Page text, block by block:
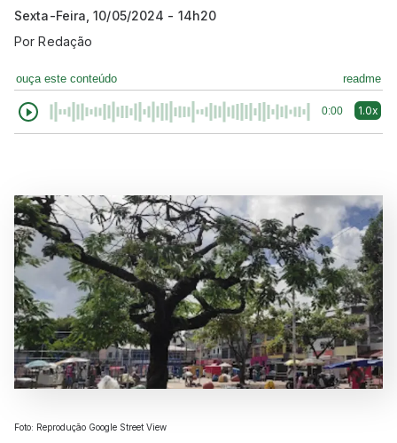
Sexta-Feira, 10/05/2024 - 14h20
PorRedação
ouça este conteúdo readme
0:00 1.0x
Foto: Reprodução Google Street View